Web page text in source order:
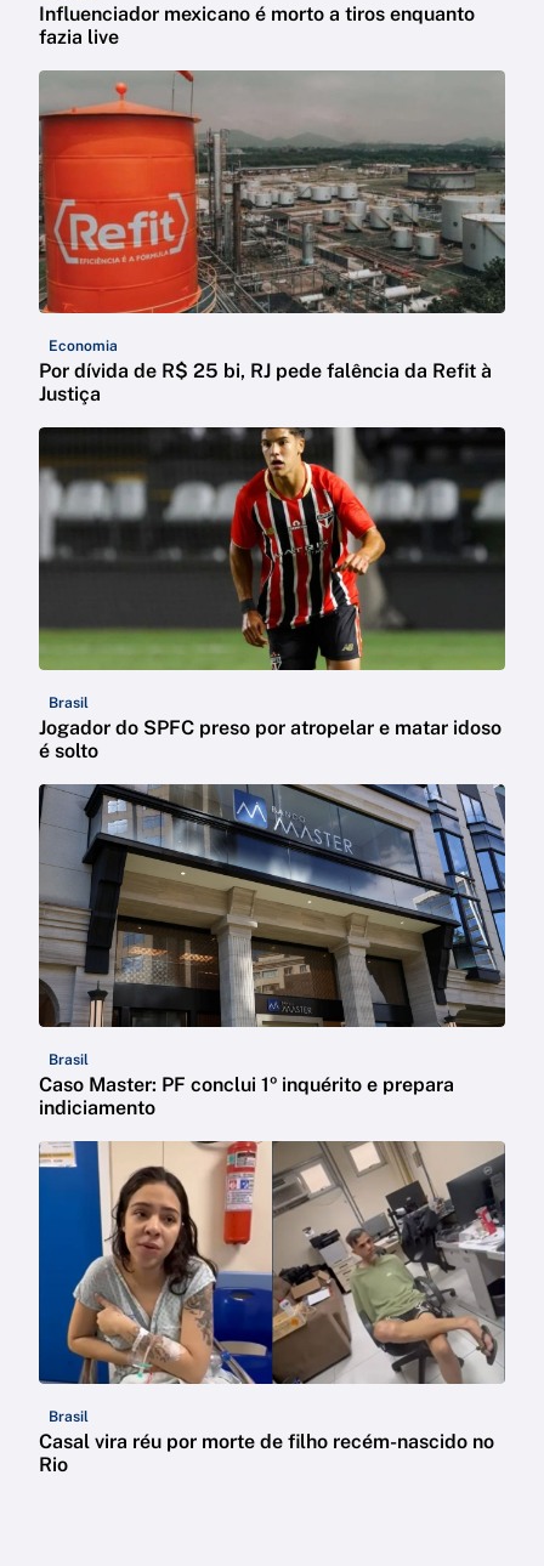
Influenciador mexicano é morto a tiros enquanto
fazia live
Economia
Por dívida de R$ 25 bi, RJ pede falência da Refit à
Justiça
Brasil
Jogador do SPFC preso por atropelar e matar idoso
é solto
Brasil
Caso Master: PF conclui 1º inquérito e prepara
indiciamento
Brasil
Casal vira réu por morte de filho recém-nascido no
Rio